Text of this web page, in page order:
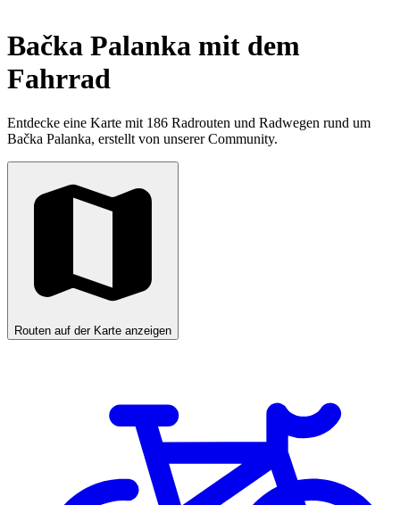
Bačka Palanka mit dem
Fahrrad
Entdecke eine Karte mit 186 Radrouten und Radwegen rund um
Bačka Palanka, erstellt von unserer Community.
Routen auf der Karte anzeigen